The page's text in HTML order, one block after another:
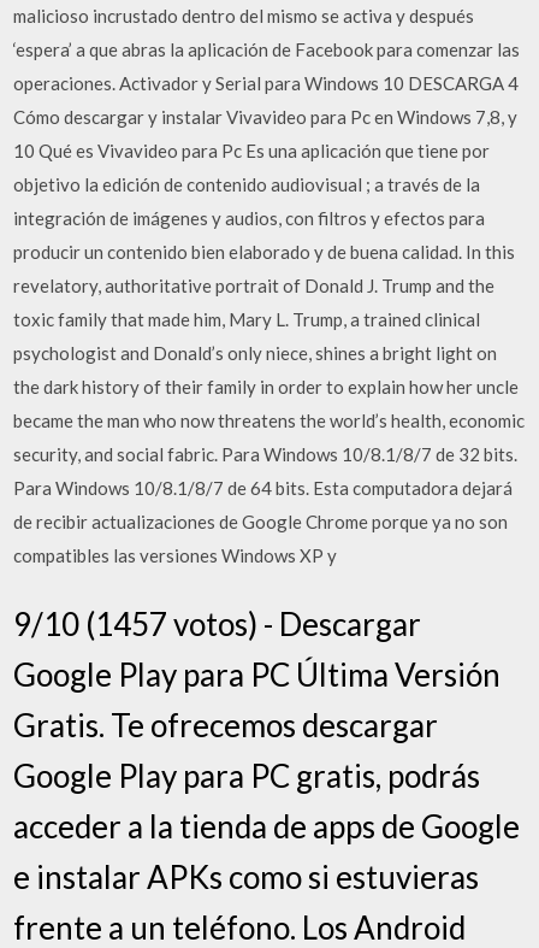
malicioso incrustado dentro del mismo se activa y después
‘espera’ a que abras la aplicación de Facebook para comenzar las
operaciones. Activador y Serial para Windows 10 DESCARGA 4
Cómo descargar y instalar Vivavideo para Pc en Windows 7,8, y
10 Qué es Vivavideo para Pc Es una aplicación que tiene por
objetivo la edición de contenido audiovisual ; a través de la
integración de imágenes y audios, con filtros y efectos para
producir un contenido bien elaborado y de buena calidad. In this
revelatory, authoritative portrait of Donald J. Trump and the
toxic family that made him, Mary L. Trump, a trained clinical
psychologist and Donald’s only niece, shines a bright light on
the dark history of their family in order to explain how her uncle
became the man who now threatens the world’s health, economic
security, and social fabric. Para Windows 10/8.1/8/7 de 32 bits.
Para Windows 10/8.1/8/7 de 64 bits. Esta computadora dejará
de recibir actualizaciones de Google Chrome porque ya no son
compatibles las versiones Windows XP y
9/10 (1457 votos) - Descargar
Google Play para PC Última Versión
Gratis. Te ofrecemos descargar
Google Play para PC gratis, podrás
acceder a la tienda de apps de Google
e instalar APKs como si estuvieras
frente a un teléfono. Los Android